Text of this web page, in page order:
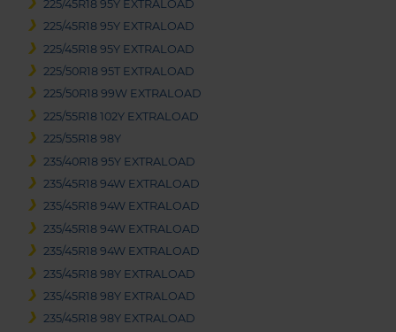
225/45R18 95Y EXTRALOAD
225/45R18 95Y EXTRALOAD
225/45R18 95Y EXTRALOAD
225/50R18 95T EXTRALOAD
225/50R18 99W EXTRALOAD
225/55R18 102Y EXTRALOAD
225/55R18 98Y
235/40R18 95Y EXTRALOAD
235/45R18 94W EXTRALOAD
235/45R18 94W EXTRALOAD
235/45R18 94W EXTRALOAD
235/45R18 94W EXTRALOAD
235/45R18 98Y EXTRALOAD
235/45R18 98Y EXTRALOAD
235/45R18 98Y EXTRALOAD